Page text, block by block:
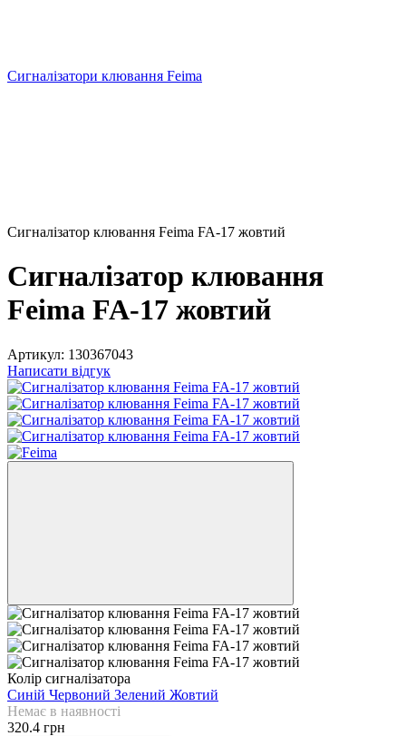
Сигналізатори клювання Feima
Сигналізатор клювання Feima FA-17 жовтий
Сигналізатор клювання
Feima FA-17 жовтий
Артикул: 130367043
Написати відгук
Колір сигналізатора
Синій Червоний Зелений Жовтий
Немає в наявності
320.4 грн